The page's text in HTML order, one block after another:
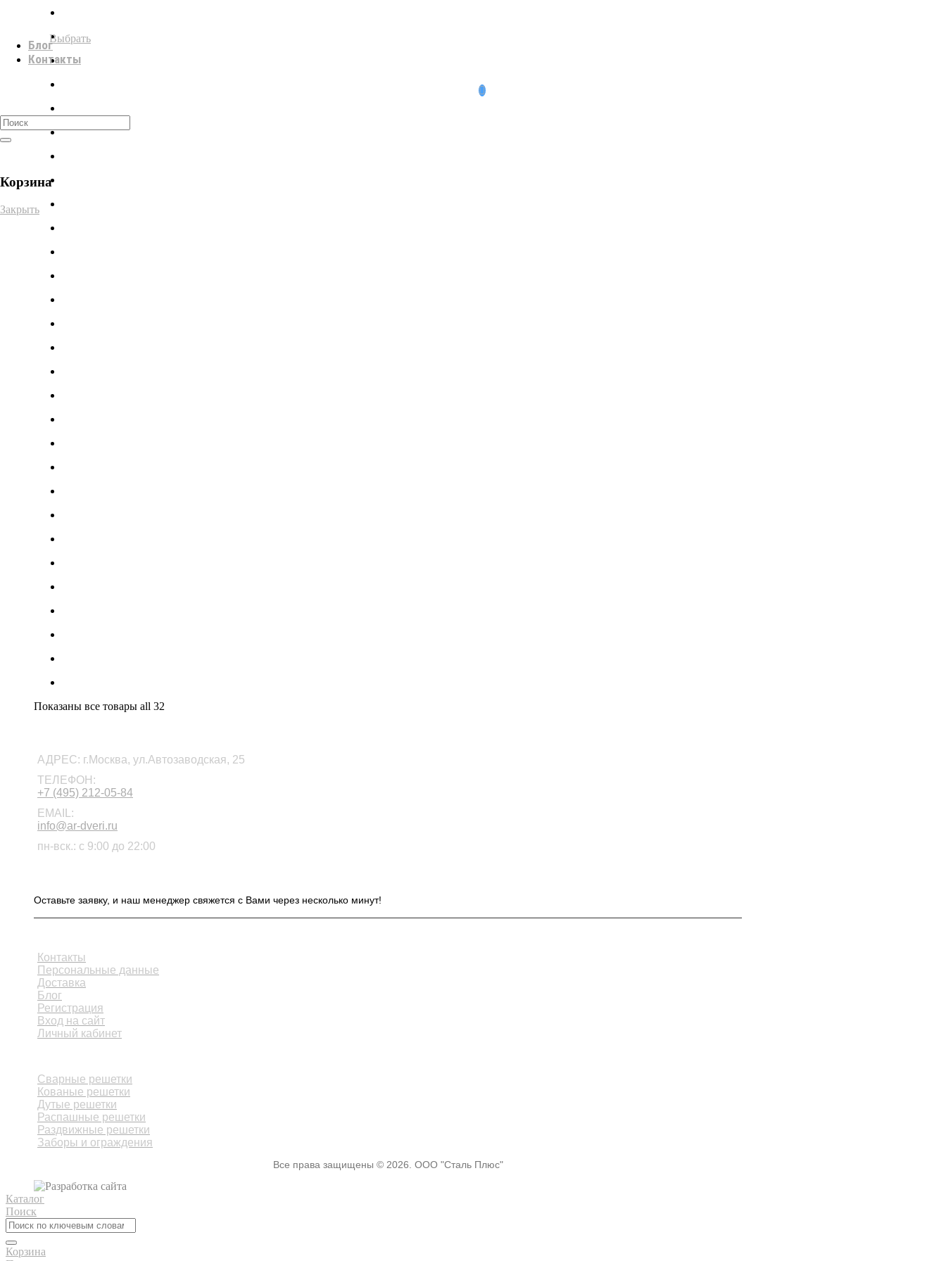
Выбрать
Блог
Контакты
Корзина
Закрыть
Показаны все товары all 32
АДРЕС: г.Москва, ул.Автозаводская, 25
ТЕЛЕФОН:
+7 (495) 212-05-84
EMAIL:
info@ar-dveri.ru
пн-вск.: с 9:00 до 22:00
Оставьте заявку, и наш менеджер свяжется с Вами через несколько минут!
Контакты
Персональные данные
Доставка
Блог
Регистрация
Вход на сайт
Личный кабинет
Сварные решетки
Кованые решетки
Дутые решетки
Распашные решетки
Раздвижные решетки
Заборы и ограждения
Все права защищены © 2026. ООО "Сталь Плюс"
Каталог
Поиск
Корзина